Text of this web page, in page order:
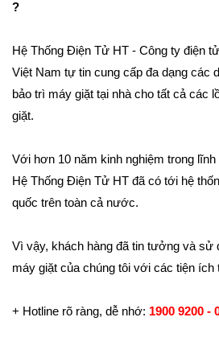
?
Hệ Thống Điện Tử HT - Công ty điện
Việt Nam tự tin cung cấp đa dạng các
bảo trì máy giặt tại nhà cho tất cả các
giặt.
Với hơn 10 năm kinh nghiệm trong
Hệ Thống Điện Tử HT đã có tới hệ
quốc trên toàn cả nước.
Vì vậy, khách hàng đã tin tưởng và sử
máy giặt của chúng tôi với các tiện ích
+ Hotline rõ ràng, dễ nhớ: 1900 9200 -